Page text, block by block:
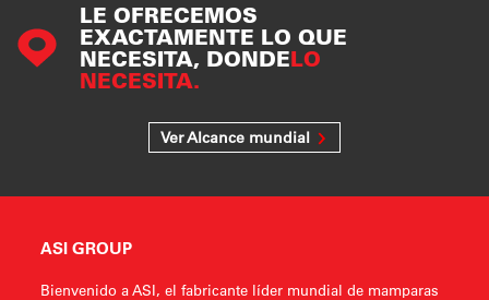
LE OFRECEMOS
EXACTAMENTE LO QUE
NECESITA, DONDELO
NECESITA.
Ver Alcance mundial
ASI GROUP
Bienvenido a ASI, el fabricante líder mundial de mamparas